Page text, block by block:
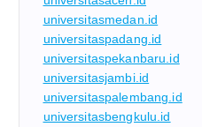
universitasmedan.id
universitaspadang.id
universitaspekanbaru.id
universitasjambi.id
universitaspalembang.id
universitasbengkulu.id